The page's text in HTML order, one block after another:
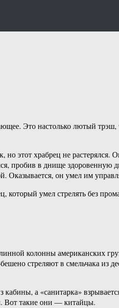
Это настолько лютый трэш,
но этот храбрец не
пробив в днище здоровенную
Оказывается, он умел им
который умел стрелять без
колонны американских
стреляют в смельчака из
а «санитарка»
Вот такие они — китайцы.